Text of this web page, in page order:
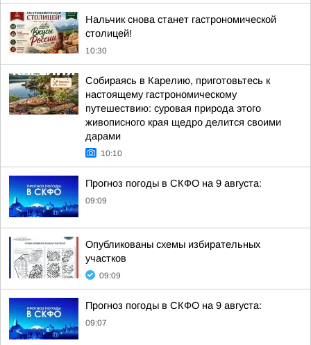
Нальчик снова станет гастрономической
столицей!
10:30
Собираясь в Карелию, приготовьтесь к
настоящему гастрономическому
путешествию: суровая природа этого
живописного края щедро делится своими
дарами
10:10
Прогноз погоды в СКФО на 9 августа:
09:09
Опубликованы схемы избирательных
участков
09:09
Прогноз погоды в СКФО на 9 августа:
09:07